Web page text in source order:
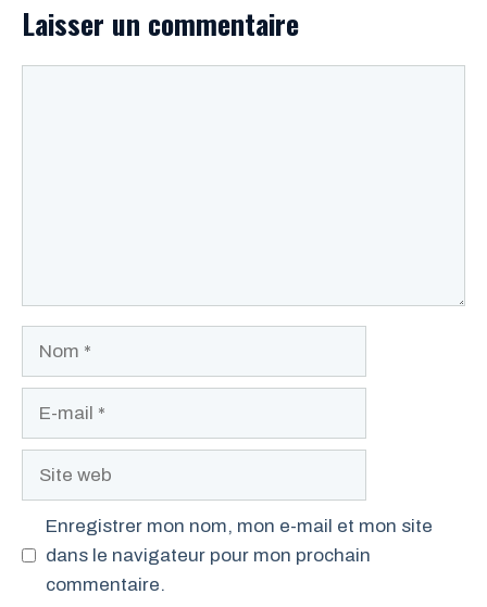
Laisser un commentaire
Enregistrer mon nom, mon e-mail et mon site
dans le navigateur pour mon prochain
commentaire.